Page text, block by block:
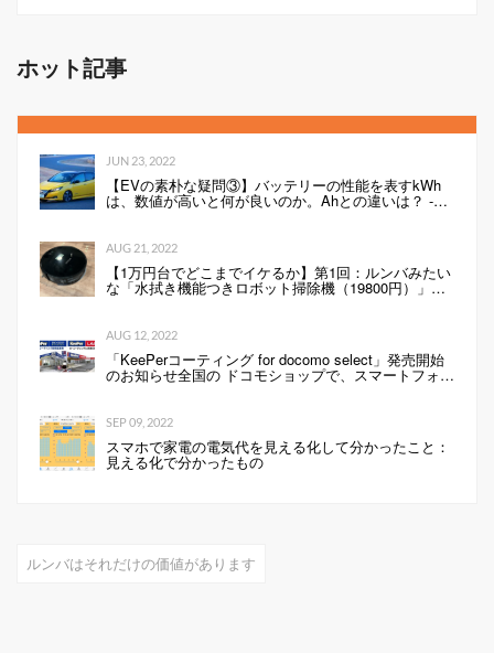
ホット記事
JUN 23, 2022
【EVの素朴な疑問③】バッテリーの性能を表すkWh
は、数値が高いと何が良いのか。Ahとの違いは？ -
AUG 21, 2022
【1万円台でどこまでイケるか】第1回：ルンバみたい
な「水拭き機能つきロボット掃除機（19800円）」の
AUG 12, 2022
「KeePerコーティング for docomo select」発売開始
のお知らせ全国の ドコモショップで、スマートフォン
SEP 09, 2022
スマホで家電の電気代を見える化して分かったこと：
見える化で分かったもの
ルンバはそれだけの価値があります